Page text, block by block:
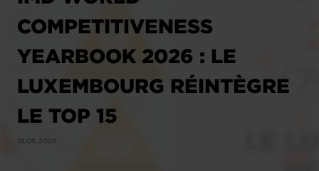
COMPETITIVENESS
YEARBOOK 2026 : LE
LUXEMBOURG RÉINTÈGRE
LE TOP 15
18.06.2026